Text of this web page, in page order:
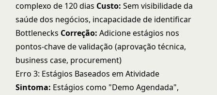
complexo de 120 dias Custo: Sem visibilidade da
saúde dos negócios, incapacidade de identificar
Bottlenecks Correção: Adicione estágios nos
pontos-chave de validação (aprovação técnica,
business case, procurement)
Erro 3: Estágios Baseados em Atividade
Sintoma: Estágios como "Demo Agendada",